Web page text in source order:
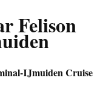
Felison
IJmuiden Cruise